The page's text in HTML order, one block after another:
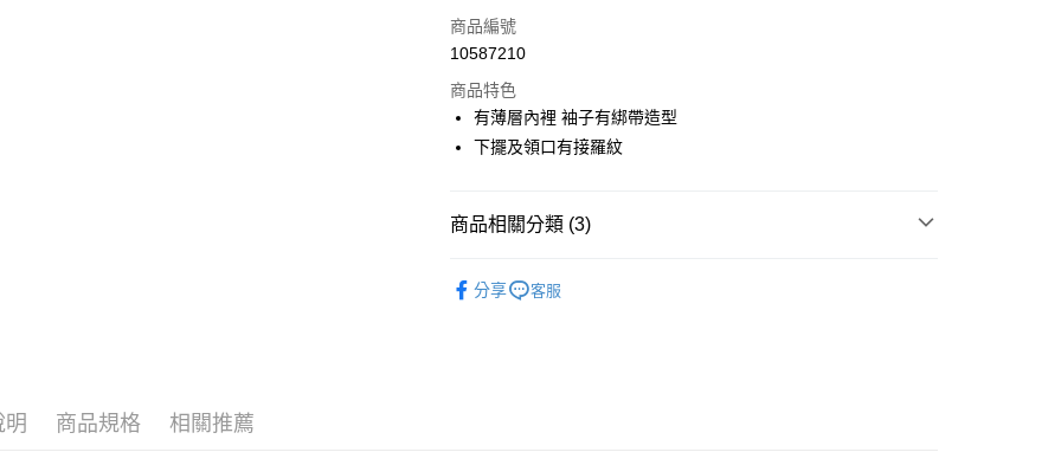
信用卡一次付款
運送方式
宅配
商品編號
10587210
商品特色
有薄層內裡 袖子有綁帶造型
下擺及領口有接羅紋
商品相關分類 (3)
分享 客服
明 商品規格 相關推薦